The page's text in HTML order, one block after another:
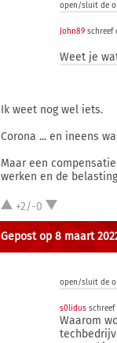
open/sluit de
John89 schreef
Weet je
Ik weet nog wel iets.
Corona ... en ineens
Maar een
werken en de
+2/-0
Gepost op 8 maart
open/sluit de
s0lidus
Waarom